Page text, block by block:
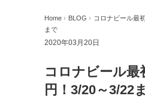
Home › BLOG › コロナビール最
まで
2020年03月20日
コロナビール最
円！3/20～3/22